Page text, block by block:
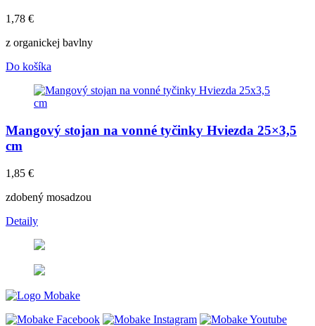
1,78 €
z organickej bavlny
Do košíka
Mangový stojan na vonné tyčinky Hviezda 25×3,5
cm
1,85 €
zdobený mosadzou
Detaily